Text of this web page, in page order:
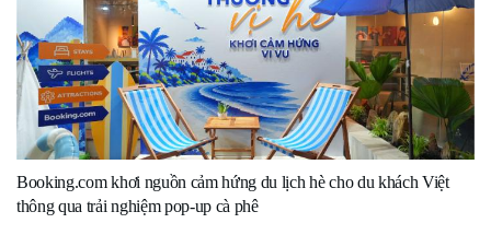
Booking.com khơi nguồn cảm hứng du lịch hè cho du khách Việt
thông qua trải nghiệm pop-up cà phê